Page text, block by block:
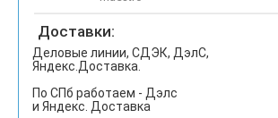
Доставки:
Деловые линии, СДЭК, ДэлС,
Яндекс.Доставка.
По СПб работаем - Дэлс
и Яндекс. Доставка